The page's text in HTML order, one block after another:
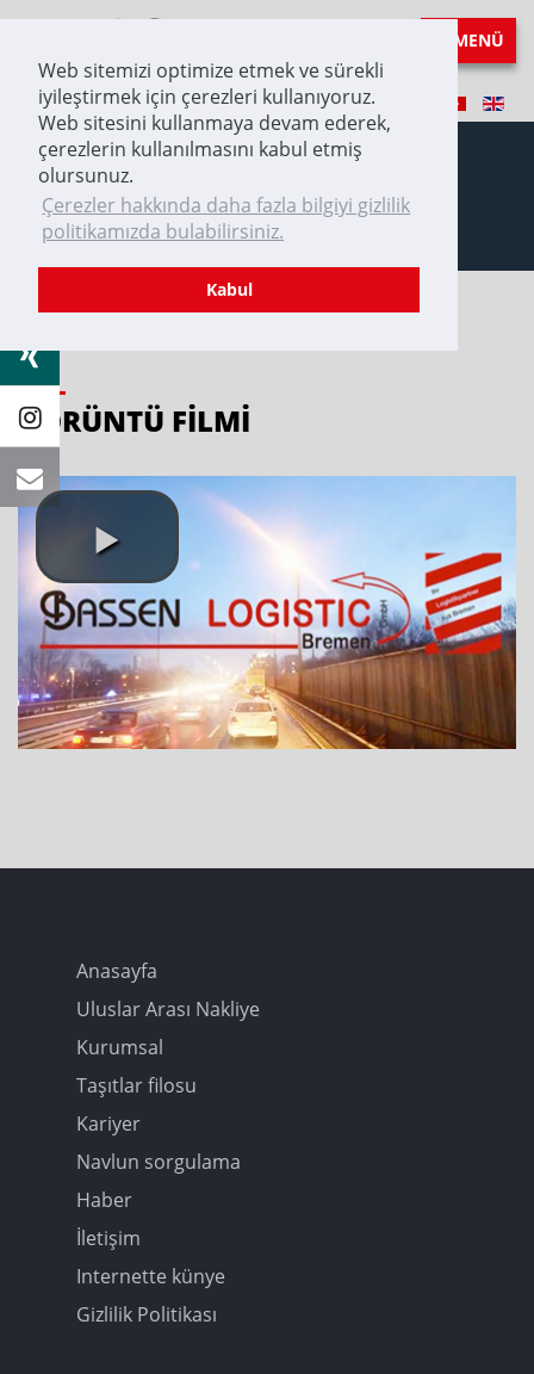
Web sitemizi optimize etmek ve sürekli
iyileştirmek için çerezleri kullanıyoruz.
Web sitesini kullanmaya devam ederek,
çerezlerin kullanılmasını kabul etmiş
olursunuz.
Çerezler hakkında daha fazla bilgiyi gizlilik
politikamızda bulabilirsiniz.
Kabul
MENÜ
görüntü filmi
GÖRÜNTÜ FILMI
Anasayfa
Uluslar Arası Nakliye
Kurumsal
Taşıtlar filosu
Kariyer
Navlun sorgulama
Haber
İletişim
Internette künye
Gizlilik Politikası